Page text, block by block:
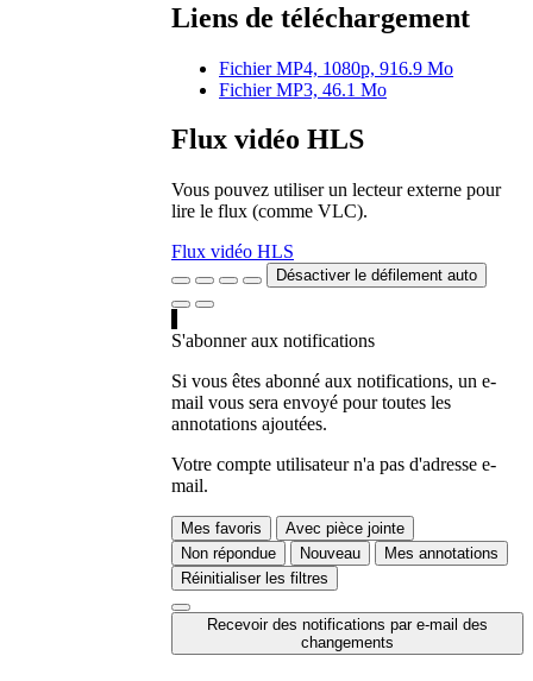
Liens de téléchargement
Fichier MP4, 1080p, 916.9 Mo
Fichier MP3, 46.1 Mo
Flux vidéo HLS
Vous pouvez utiliser un lecteur externe pour
lire le flux (comme VLC).
Flux vidéo HLS
Désactiver le défilement auto
S'abonner aux notifications
Si vous êtes abonné aux notifications, un e-
mail vous sera envoyé pour toutes les
annotations ajoutées.
Votre compte utilisateur n'a pas d'adresse e-
mail.
Mes favoris
Avec pièce jointe
Non répondue
Nouveau
Mes annotations
Réinitialiser les filtres
Recevoir des notifications par e-mail des
changements